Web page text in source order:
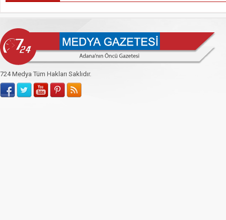
724 Medya Tüm Hakları Saklıdır.